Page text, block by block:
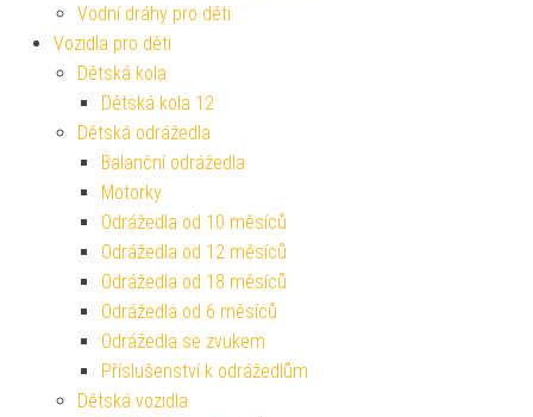
Vodní dráhy pro děti
Vozidla pro děti
Dětská kola
Dětská kola 12
Dětská odrážedla
Balanční odrážedla
Motorky
Odrážedla od 10 měsíců
Odrážedla od 12 měsíců
Odrážedla od 18 měsíců
Odrážedla od 6 měsíců
Odrážedla se zvukem
Příslušenství k odrážedlům
Dětská vozidla